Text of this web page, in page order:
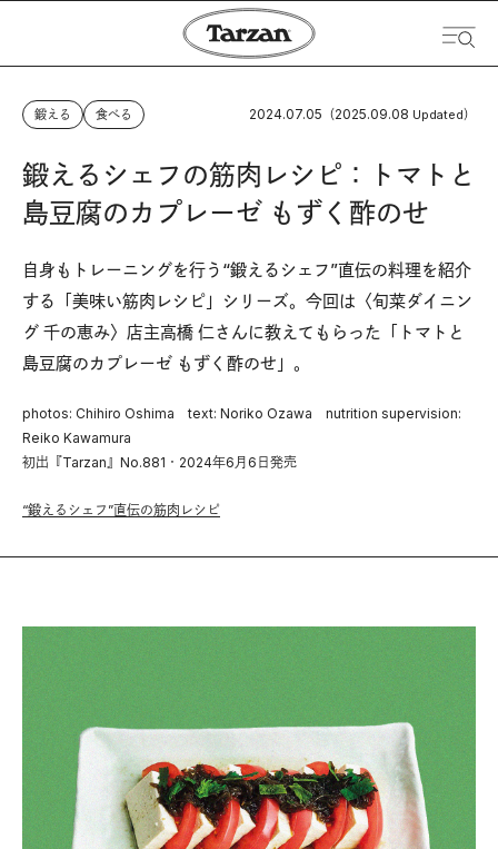
鍛える 食べる 2024.07.05 （2025.09.08 Updated）
鍛えるシェフの筋肉レシピ：トマトと
島豆腐のカプレーゼ もずく酢のせ
自身もトレーニングを行う“鍛えるシェフ”直伝の料理を紹介
する「美味い筋肉レシピ」シリーズ。今回は〈旬菜ダイニン
グ 千の恵み〉店主高橋 仁さんに教えてもらった「トマトと
島豆腐のカプレーゼ もずく酢のせ」。
photos: Chihiro Oshima text: Noriko Ozawa nutrition supervision:
Reiko Kawamura
初出『Tarzan』No.881・2024年6月6日発売
“鍛えるシェフ”直伝の筋肉レシピ